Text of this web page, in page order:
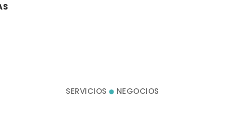
S
SERVICIOS NEGOCIOS